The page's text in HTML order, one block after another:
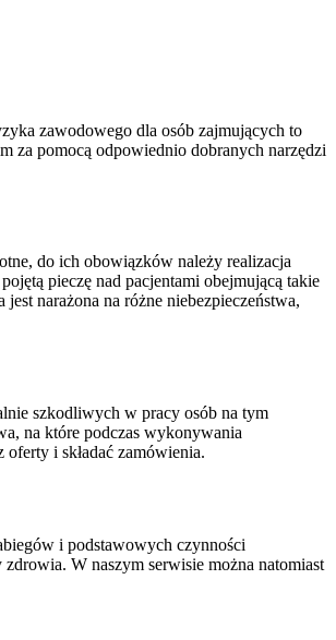
zawodowego dla osób zajmujących to
za pomocą odpowiednio dobranych narzędzi
do ich obowiązków należy realizacja
pieczę nad pacjentami obejmującą takie
narażona na różne niebezpieczeństwa,
szkodliwych w pracy osób na tym
na które podczas wykonywania
i składać zamówienia.
i podstawowych czynności
W naszym serwisie można natomiast